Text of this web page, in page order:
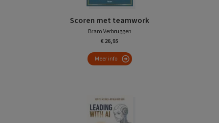
Scoren met teamwork
Bram Verbruggen
€ 26,95
Meer info